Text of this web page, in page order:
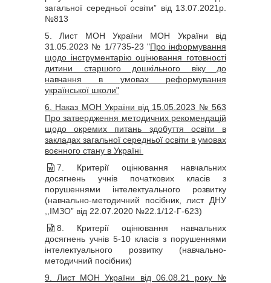
загальної середньої освіти” від 13.07.2021р.
№813
5. Лист МОН України МОН України від
31.05.2023 № 1/7735-23 "Про інформування
щодо інструментарію оцінювання готовності
дитини старшого дошкільного віку до
навчання в умовах реформування
української школи"
6. Наказ МОН України від 15.05.2023 № 563
Про затвердження методичних рекомендацій
щодо окремих питань здобуття освіти в
закладах загальної середньої освіти в умовах
воєнного стану в Україні
7. Критерії оцінювання навчальних
досягнень учнів початкових класів з
порушеннями інтелектуального розвитку
(навчально-методичний посібник, лист ДНУ
,,ІМЗО” від 22.07.2020 №22.1/12-Г-623)
8. Критерії оцінювання навчальних
досягнень учнів 5-10 класів з порушеннями
інтелектуального розвитку (навчально-
методичний посібник)
9. Лист МОН України від 06.08.21 року №